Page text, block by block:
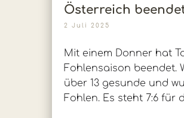
Österreich
2 Juli 2025
Mit einem Donner hat
Fohlensaison beendet.
über 13 gesunde und
Fohlen. Es steht 7:6 für